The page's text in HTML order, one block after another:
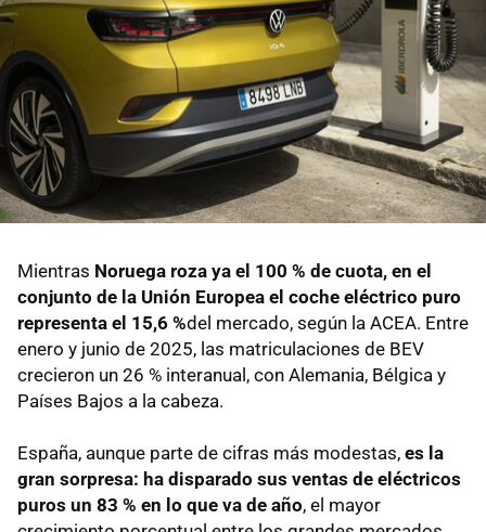
Mientras Noruega roza ya el 100 % de cuota, en el
conjunto de la Unión Europea el coche eléctrico puro
representa el 15,6 %del mercado, según la ACEA. Entre
enero y junio de 2025, las matriculaciones de BEV
crecieron un 26 % interanual, con Alemania, Bélgica y
Países Bajos a la cabeza.
España, aunque parte de cifras más modestas, es la
gran sorpresa: ha disparado sus ventas de eléctricos
puros un 83 % en lo que va de año, el mayor